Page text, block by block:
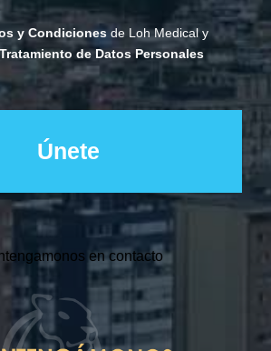
y Condicionesde Loh Medical y
Tratamiento de Datos Personales